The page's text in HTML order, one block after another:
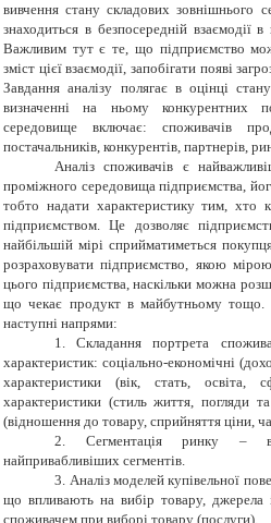
вивчення стану складових зовнішнього
знаходиться в безпосередній взаємодії в
Важливим тут є те, що підприємство
зміст цієї взаємодії, запобігати появі
Завдання аналізу полягає в оцінці
визначенні на ньому конкурентних
середовище включає: споживачів
постачальників, конкурентів, партнерів,
Аналіз споживачів є
проміжного середовища підприємства,
тобто надати характеристику тим, хто
підприємством. Це дозволяє
найбільшій мірі сприйматиметься
розраховувати підприємство, якою
цього підприємства, наскільки можна
що чекає продукт в майбутньому тощо.
наступні напрями:
1. Складання портрета
характеристик: соціально-економічні
характеристики (вік, стать, освіта,
характеристики (стиль життя, погляди
(відношення до товару, сприйняття ціни,
2. Сегментація ринку –
найпривабливіших сегментів.
3. Аналіз моделей купівельної
що впливають на вибір товару, джерела
споживачем при виборі товару (послуги).